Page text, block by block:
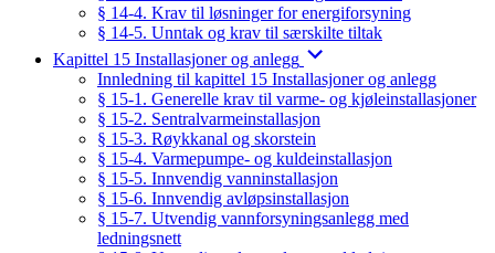
§ 14-4. Krav til løsninger for energiforsyning
§ 14-5. Unntak og krav til særskilte tiltak
Kapittel 15 Installasjoner og anlegg
Innledning til kapittel 15 Installasjoner og anlegg
§ 15-1. Generelle krav til varme- og kjøleinstallasjoner
§ 15-2. Sentralvarmeinstallasjon
§ 15-3. Røykkanal og skorstein
§ 15-4. Varmepumpe- og kuldeinstallasjon
§ 15-5. Innvendig vanninstallasjon
§ 15-6. Innvendig avløpsinstallasjon
§ 15-7. Utvendig vannforsyningsanlegg med
ledningsnett